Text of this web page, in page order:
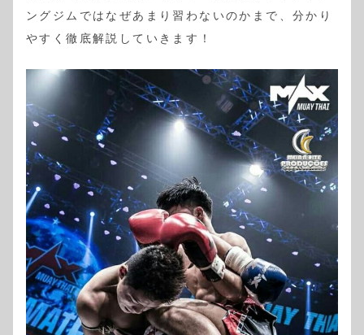
ングジムではなぜあまり習わないのかまで、分かり
やすく徹底解説していきます！